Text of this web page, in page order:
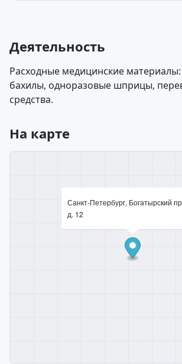
Деятельность
Расходные медицинские
бахилы, одноразовые шприцы,
средства.
На карте
Санкт-Петербург, Богатырский
д. 12